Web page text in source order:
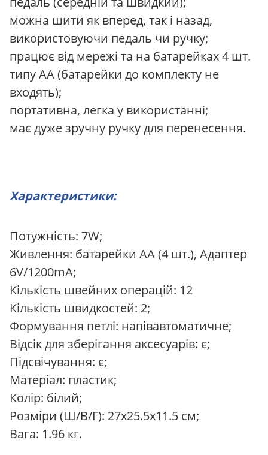
можна шити як вперед, так і назад,
використовуючи педаль чи ручку;
працює від мережі та на батарейках 4 шт.
типу AA (батарейки до комплекту не
входять);
портативна, легка у використанні;
має дуже зручну ручку для перенесення.
Характеристики:
Потужність: 7W;
Живлення: батарейки AA (4 шт.), Адаптер
6V/1200mA;
Кількість швейних операцій: 12
Кількість швидкостей: 2;
Формування петлі: напівавтоматичне;
Відсік для зберігання аксесуарів: є;
Підсвічування: є;
Матеріал: пластик;
Колір: білий;
Розміри (Ш/В/Г): 27x25.5x11.5 см;
Вага: 1.96 кг.